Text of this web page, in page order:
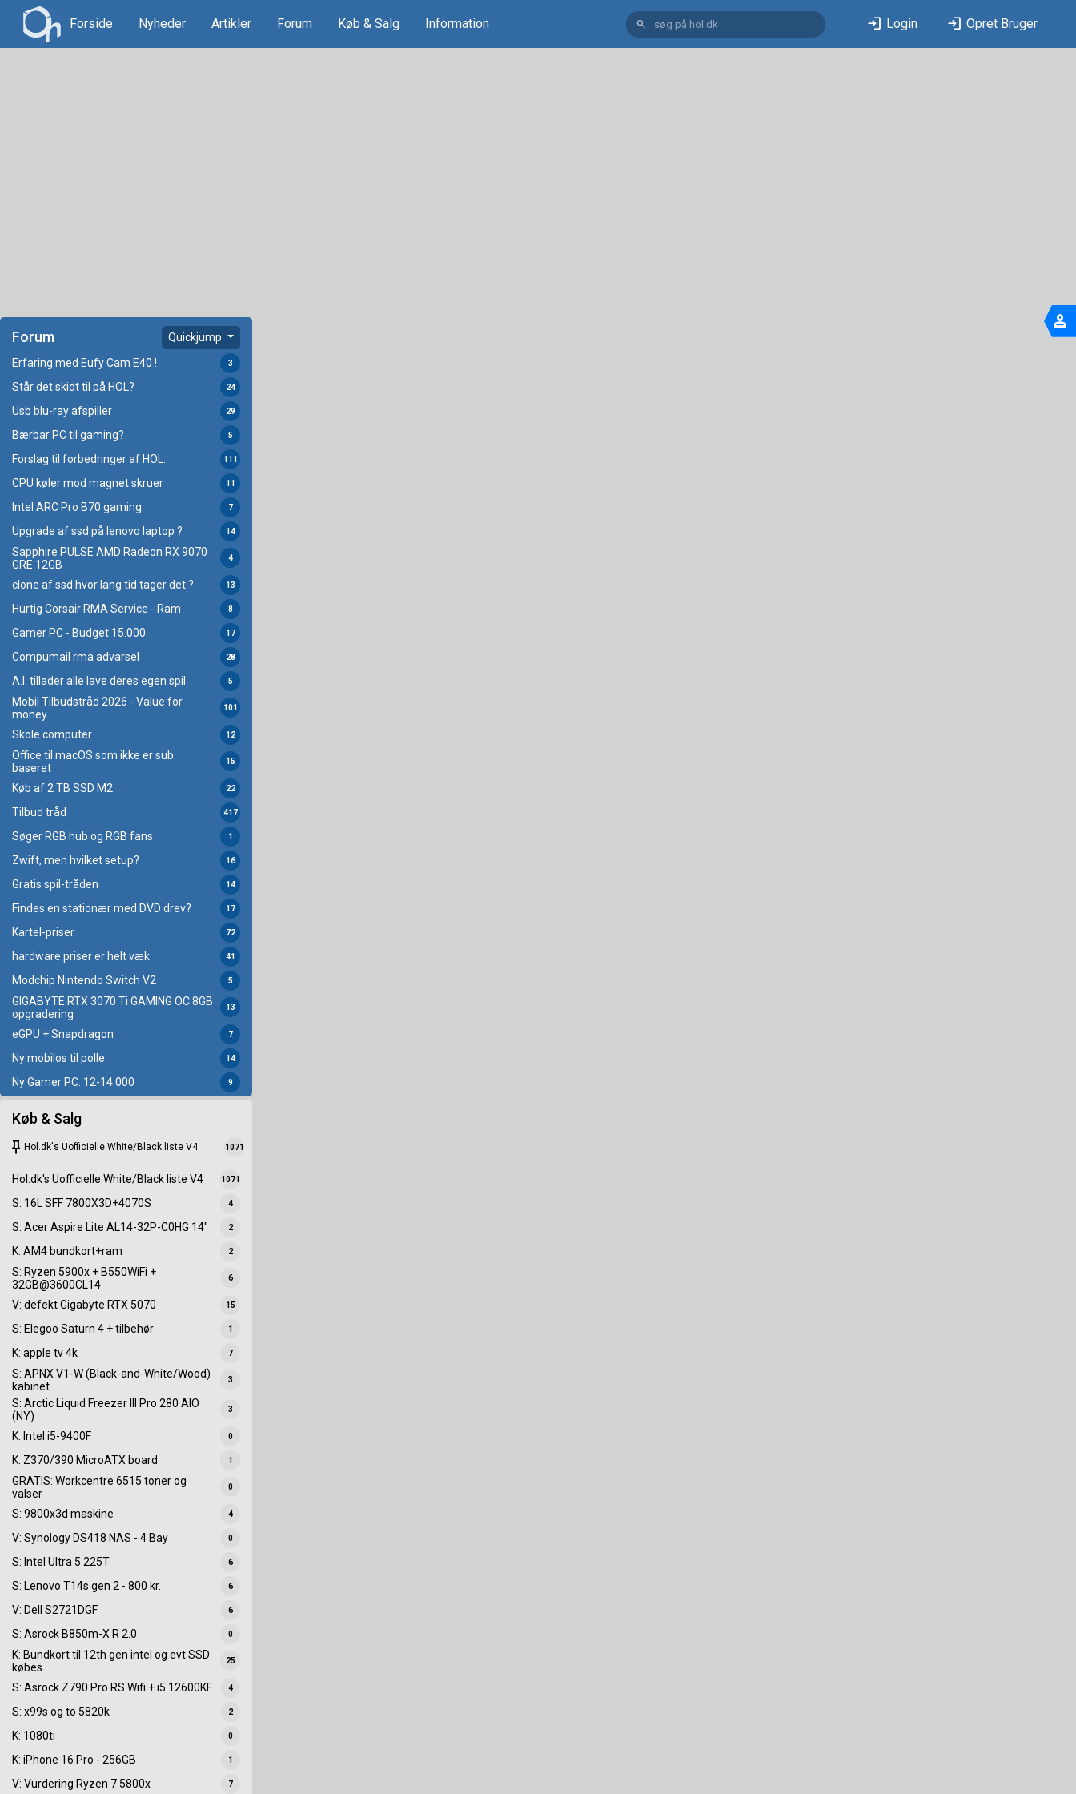
Forside Nyheder Artikler Forum Køb & Salg Information search login Login login Opret Bruger
Forum Quickjump
Erfaring med Eufy Cam E40 ! 3
Står det skidt til på HOL? 24
Usb blu-ray afspiller 29
Bærbar PC til gaming? 5
Forslag til forbedringer af HOL. 111
CPU køler mod magnet skruer 11
Intel ARC Pro B70 gaming 7
Upgrade af ssd på lenovo laptop ? 14
Sapphire PULSE AMD Radeon RX 9070
GRE 12GB
4
clone af ssd hvor lang tid tager det ? 13
Hurtig Corsair RMA Service - Ram 8
Gamer PC - Budget 15.000 17
Compumail rma advarsel 28
A.I. tillader alle lave deres egen spil 5
Mobil Tilbudstråd 2026 - Value for
money
101
Skole computer 12
Office til macOS som ikke er sub.
baseret
15
Køb af 2 TB SSD M2 22
Tilbud tråd 417
Søger RGB hub og RGB fans 1
Zwift, men hvilket setup? 16
Gratis spil-tråden 14
Findes en stationær med DVD drev? 17
Kartel-priser 72
hardware priser er helt væk 41
Modchip Nintendo Switch V2 5
GIGABYTE RTX 3070 Ti GAMING OC 8GB
opgradering
13
eGPU + Snapdragon 7
Ny mobilos til polle 14
Ny Gamer PC. 12-14.000 9
Køb & Salg
keep Hol.dk's Uofficielle White/Black liste V4 1071
Hol.dk's Uofficielle White/Black liste V4 1071
S: 16L SFF 7800X3D+4070S 4
S: Acer Aspire Lite AL14-32P-C0HG 14" 2
K: AM4 bundkort+ram 2
S: Ryzen 5900x + B550WiFi +
32GB@3600CL14
6
V: defekt Gigabyte RTX 5070 15
S: Elegoo Saturn 4 + tilbehør 1
K: apple tv 4k 7
S: APNX V1-W (Black-and-White/Wood)
kabinet
3
S: Arctic Liquid Freezer III Pro 280 AIO
(NY)
3
K: Intel i5-9400F 0
K: Z370/390 MicroATX board 1
GRATIS: Workcentre 6515 toner og
valser
0
S: 9800x3d maskine 4
V: Synology DS418 NAS - 4 Bay 0
S: Intel Ultra 5 225T 6
S: Lenovo T14s gen 2 - 800 kr. 6
V: Dell S2721DGF 6
S: Asrock B850m-X R 2.0 0
K: Bundkort til 12th gen intel og evt SSD
købes
25
S: Asrock Z790 Pro RS Wifi + i5 12600KF 4
S: x99s og to 5820k 2
K: 1080ti 0
K: iPhone 16 Pro - 256GB 1
V: Vurdering Ryzen 7 5800x 7
person